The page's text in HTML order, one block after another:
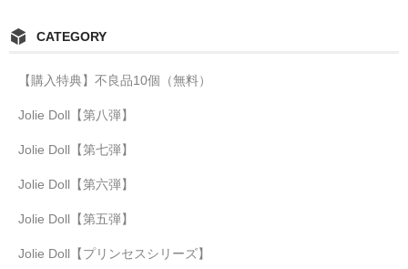
CATEGORY
【購入特典】不良品10個（無料）
Jolie Doll【第八弾】
Jolie Doll【第七弾】
Jolie Doll【第六弾】
Jolie Doll【第五弾】
Jolie Doll【プリンセスシリーズ】